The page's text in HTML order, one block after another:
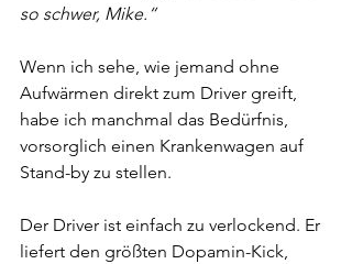
so schwer, Mike.“
Wenn ich sehe, wie jemand ohne
Aufwärmen direkt zum Driver greift,
habe ich manchmal das Bedürfnis,
vorsorglich einen Krankenwagen auf
Stand-by zu stellen.
Der Driver ist einfach zu verlockend. Er
liefert den größten Dopamin-Kick,